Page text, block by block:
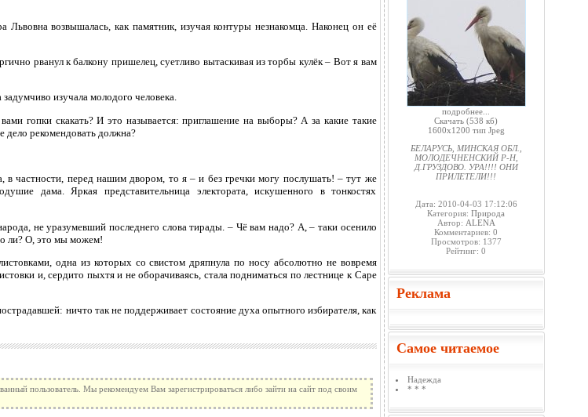
возвышалась, как памятник, изучая контуры незнакомца. Наконец он её
рванул к балкону пришелец, суетливо вытаскивая из торбы кулёк – Вот я вам
изучала молодого человека.
гопки скакать? И это называется: приглашение на выборы? А за какие такие
дело рекомендовать должна?
в частности, перед нашим двором, то я – и без гречки могу послушать! – тут же
дама. Яркая представительница электората, искушенного в тонкостях
не уразумевший последнего слова тирады. – Чё вам надо? А, – таки осенило
ли? О, это мы можем!
одна из которых со свистом дряпнула по носу абсолютно не вовремя
и, сердито пыхтя и не оборачиваясь, стала подниматься по лестнице к Саре
ничто так не поддерживает состояние духа опытного избирателя, как
пользователь. Мы рекомендуем Вам зарегистрироваться либо зайти на сайт под своим
подробнее...
Скачать (538 кб)
1600x1200 тип Jpeg
БЕЛАРУСЬ, МИНСКАЯ ОБЛ.,
МОЛОДЕЧНЕНСКИЙ Р-Н,
Д.ГРУЗДОВО. УРА!!!! ОНИ
ПРИЛЕТЕЛИ!!!
Дата: 2010-04-03 17:12:06
Категория: Природа
Автор: ALENA
Комментариев: 0
Просмотров: 1377
Рейтинг: 0
Реклама
Самое читаемое
Надежда
* * *